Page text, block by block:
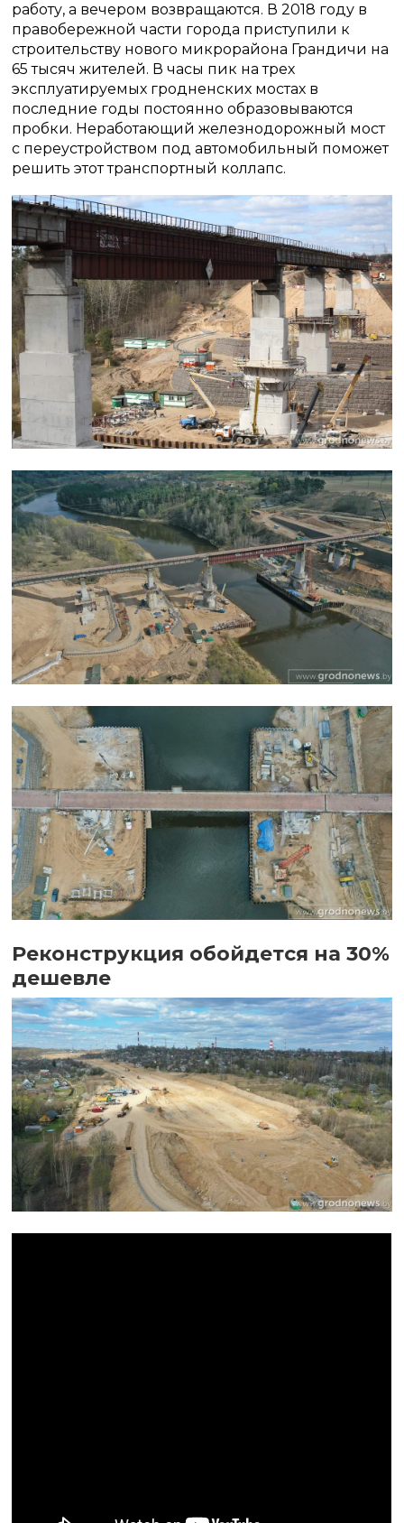
работу, а вечером возвращаются. В 2018 году в
правобережной части города приступили к
строительству нового микрорайона Грандичи на
65 тысяч жителей. В часы пик на трех
эксплуатируемых гродненских мостах в
последние годы постоянно образовываются
пробки. Неработающий железнодорожный мост
с переустройством под автомобильный поможет
решить этот транспортный коллапс.
Реконструкция обойдется на 30%
дешевле